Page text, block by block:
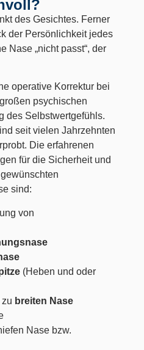
des Gesichtes. Ferner
der Persönlichkeit jedes
Nase „nicht passt“, der
operative Korrektur bei
psychischen
des Selbstwertgefühls.
seit vielen Jahrzehnten
Die erfahrenen
für die Sicherheit und
sind:
von
(Heben und oder
breiten Nase
Nase bzw.